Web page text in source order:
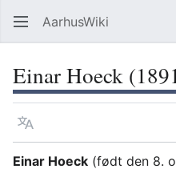
AarhusWiki
Einar Hoeck
Sprog
Einar Hoeck (født den 8.